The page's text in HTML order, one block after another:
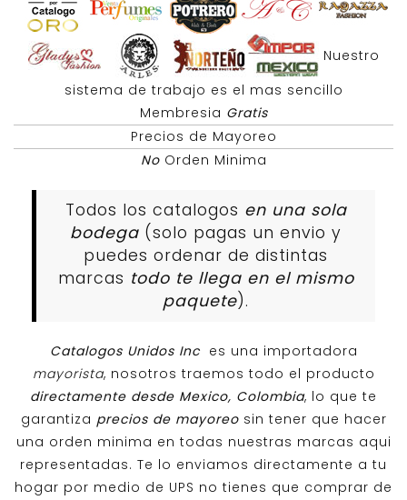
Nuestro
sistema de trabajo es el mas sencillo
Membresia Gratis
Precios de Mayoreo
NoOrden Minima
Todos los catalogos en una sola
bodega (solo pagas un envio y
puedes ordenar de distintas
marcas todo te llega en el mismo
paquete).
Catalogos Unidos Inc es una importadora
mayorista, nosotros traemos todo el producto
directamente desde Mexico, Colombia, lo que te
garantiza precios de mayoreosin tener que hacer
una orden minima en todas nuestras marcas aqui
representadas. Te lo enviamos directamente a tu
hogar por medio de UPS no tienes que comprar de